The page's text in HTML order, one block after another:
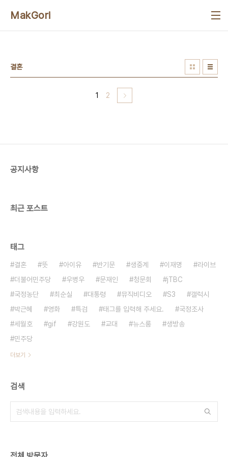
MakGori
결혼
1 2
공지사항
최근 포스트
태그
결혼 뜻 아이유 반기문 생중계 이재명
라이브
더불어민주당
우병우 문재인 청문회
jTBC
국정농단
최순실 대통령 뮤직비디오 S3
갤럭시
박근혜
영화 특검 태그를 입력해 주세요.
국정조사
세월호
gif 강원도 교대 뉴스룸
생방송
민주당
더보기
검색